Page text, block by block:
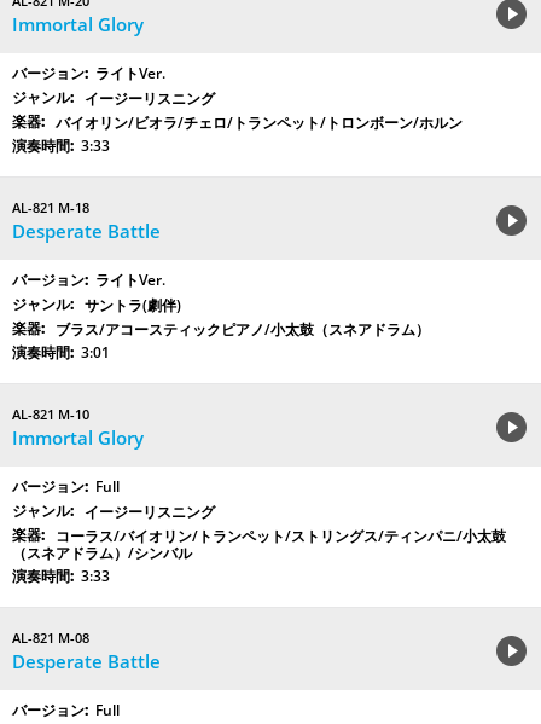
Immortal Glory
ライトVer.
イージーリスニング
バイオリン/ビオラ/チェロ/トランペット/トロンボーン/ホルン
3:33
AL-821 M-18
Desperate Battle
ライトVer.
サントラ(劇伴)
ブラス/アコースティックピアノ/小太鼓（スネアドラム）
3:01
AL-821 M-10
Immortal Glory
Full
イージーリスニング
コーラス/バイオリン/トランペット/ストリングス/ティンパニ/小太鼓
（スネアドラム）/シンバル
3:33
AL-821 M-08
Desperate Battle
Full